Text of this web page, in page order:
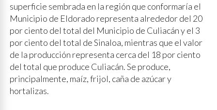
superficie sembrada en la región que conformaría el
Municipio de Eldorado representa alrededor del 20
por ciento del total del Municipio de Culiacán y el 3
por ciento del total de Sinaloa, mientras que el valor
de la producción representa cerca del 18 por ciento
del total que produce Culiacán. Se produce,
principalmente, maíz, frijol, caña de azúcar y
hortalizas.